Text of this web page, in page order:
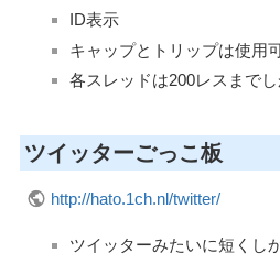
ID表示
キャップとトリップは使用
各スレッドは200レスまで
ツイッターごっこ板
http://hato.1ch.nl/twitter/
ツイッターみたいに短くし